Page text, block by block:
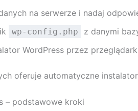
na serwerze i nadaj
wp-config.php
z danymi
WordPress przez
oferuje automatyczne
– podstawowe kroki